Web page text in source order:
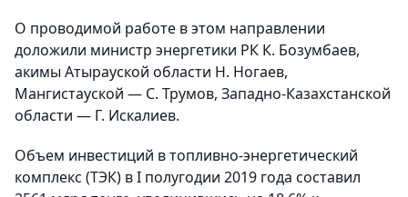
О проводимой работе в этом направлении
доложили министр энергетики РК К. Бозумбаев,
акимы Атырауской области Н. Ногаев,
Мангистауской — С. Трумов, Западно-Казахстанской
области — Г. Искалиев.
Объем инвестиций в топливно-энергетический
комплекс (ТЭК) в I полугодии 2019 года составил